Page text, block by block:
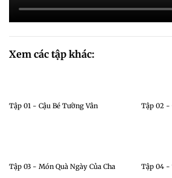
Xem các tập khác:
Tập 01 - Cậu Bé Tường Vân Tập 02 -
Tập 03 - Món Quà Ngày Của Cha
Tập 04 -